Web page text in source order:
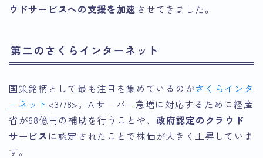
ウドサービスへの支援を加速 させてきました。
第二のさくらインターネット
国策銘柄として最も注目を集めているのがさくらインタ
ーネット <3778>。AIサーバー急増に対応するために経産
省が68億円の補助を行うことや、政府認定のクラウド
サービス に認定されたことで株価が大きく上昇していま
す。